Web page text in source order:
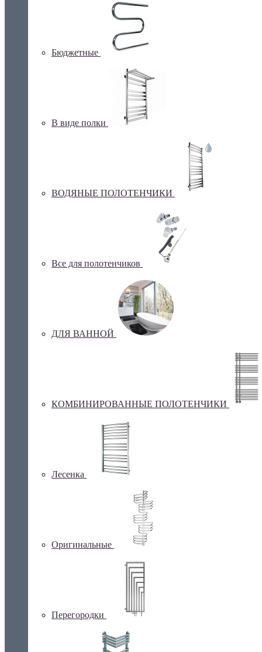
Бюджетные
В виде полки
ВОДЯНЫЕ ПОЛОТЕНЧИКИ
Все для полотенчиков
ДЛЯ ВАННОЙ
КОМБИНИРОВАННЫЕ ПОЛОТЕНЧИКИ
Лесенка
Оригинальные
Перегородки